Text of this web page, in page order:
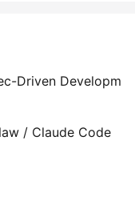
Driven Developm
/ Claude Code